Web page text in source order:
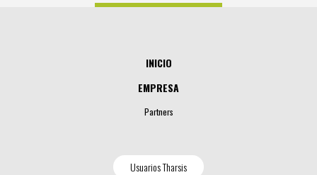
INICIO
EMPRESA
Partners
Usuarios Tharsis